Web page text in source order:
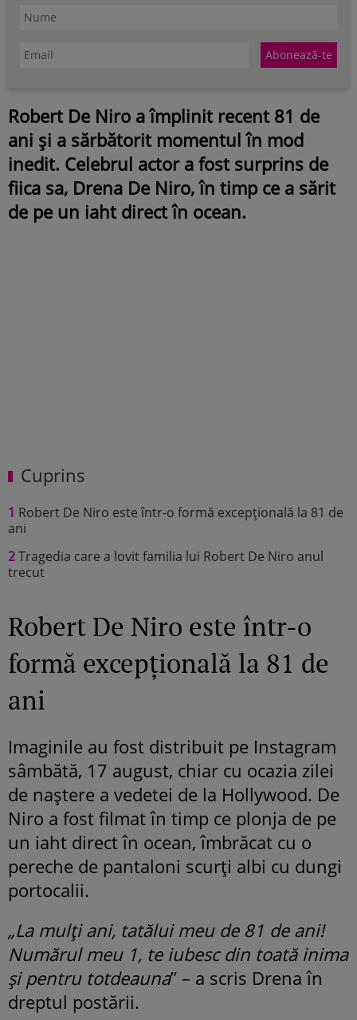
Robert De Niro a împlinit recent 81 de
ani și a sărbătorit momentul în mod
inedit. Celebrul actor a fost surprins de
fiica sa, Drena De Niro, în timp ce a sărit
de pe un iaht direct în ocean.
Cuprins
1 Robert De Niro este într-o formă excepțională la 81 de
ani
2Tragedia care a lovit familia lui Robert De Niro anul
trecut
Robert De Niro este într-o
formă excepțională la 81 de
ani
Imaginile au fost distribuit pe Instagram
sâmbătă, 17 august, chiar cu ocazia zilei
de naștere a vedetei de la Hollywood. De
Niro a fost filmat în timp ce plonja de pe
un iaht direct în ocean, îmbrăcat cu o
pereche de pantaloni scurți albi cu dungi
portocalii.
„La mulți ani, tatălui meu de 81 de ani!
Numărul meu 1, te iubesc din toată inima
și pentru totdeauna” – a scris Drena în
dreptul postării.